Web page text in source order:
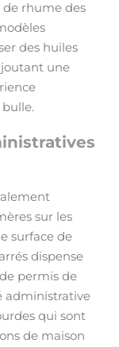
de rhume des
des huiles
une
sur les
surface de
dispense
permis de
administrative
qui sont
de maison